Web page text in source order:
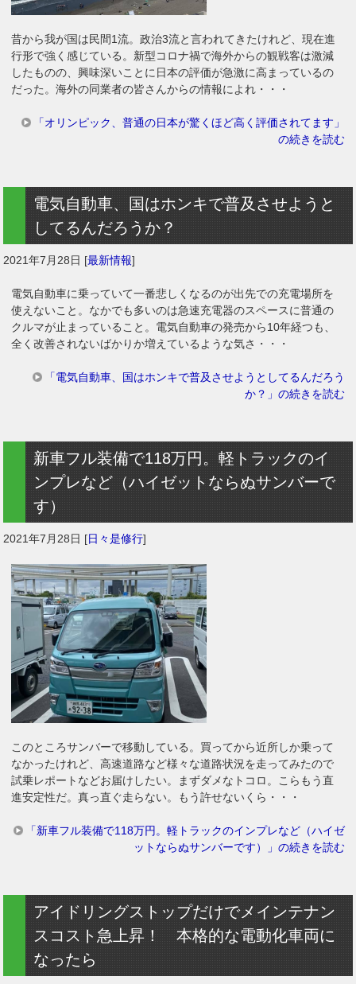
昔から我が国は民間1流。政治3流と言われてきたけれど、現在進
行形で強く感じている。新型コロナ禍で海外からの観戦客は激減
したものの、興味深いことに日本の評価が急激に高まっているの
だった。海外の同業者の皆さんからの情報によれ・・・
「オリンピック、普通の日本が驚くほど高く評価されてます」
の続きを読む
電気自動車、国はホンキで普及させようと
してるんだろうか？
2021年7月28日 [最新情報]
電気自動車に乗っていて一番悲しくなるのが出先での充電場所を
使えないこと。なかでも多いのは急速充電器のスペースに普通の
クルマが止まっていること。電気自動車の発売から10年経つも、
全く改善されないばかりか増えているような気さ・・・
「電気自動車、国はホンキで普及させようとしてるんだろう
か？」の続きを読む
新車フル装備で118万円。軽トラックのイ
ンプレなど（ハイゼットならぬサンバーで
す）
2021年7月28日 [日々是修行]
このところサンバーで移動している。買ってから近所しか乗って
なかったけれど、高速道路など様々な道路状況を走ってみたので
試乗レポートなどお届けしたい。まずダメなトコロ。こらもう直
進安定性だ。真っ直ぐ走らない。もう許せないくら・・・
「新車フル装備で118万円。軽トラックのインプレなど（ハイゼ
ットならぬサンバーです）」の続きを読む
アイドリングストップだけでメインテナン
スコスト急上昇！ 本格的な電動化車両に
なったら